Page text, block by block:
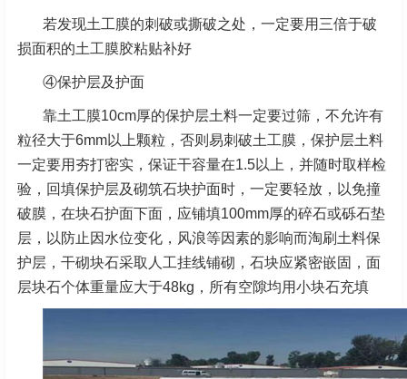
若发现土工膜的刺破或撕破之处，一定要用三倍于破
损面积的土工膜胶粘贴补好
④保护层及护面
靠土工膜10cm厚的保护层土料一定要过筛，不允许有
粒径大于6mm以上颗粒，否则易刺破土工膜，保护层土料
一定要用夯打密实，保证干容量在1.5以上，并随时取样检
验，回填保护层及砌筑石块护面时，一定要轻放，以免撞
破膜，在块石护面下面，应铺填100mm厚的碎石或砾石垫
层，以防止因水位变化，风浪等因素的影响而淘刷土料保
护层，干砌块石采取人工挂线铺砌，石块应紧密嵌固，面
层块石个体重量应大于48kg，所有空隙均用小块石充填